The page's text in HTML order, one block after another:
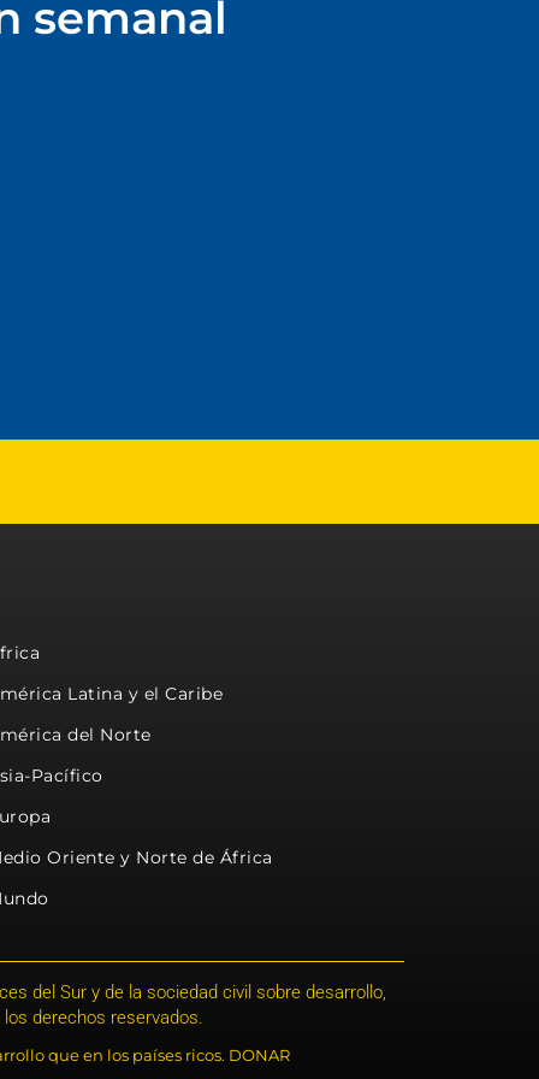
semanal
Latina y el Caribe
del Norte
Pacífico
Oriente y Norte de África
del Sur y de la sociedad civil sobre desarrollo,
derechos reservados.
que en los países ricos. DONAR